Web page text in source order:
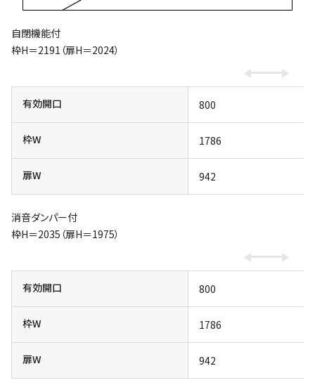
自閉機能付
枠H＝2191（扉H＝2024）
有効開口 800
枠W 1786
扉W 942
消音ダンパー付
枠H＝2035（扉H＝1975）
有効開口 800
枠W 1786
扉W 942